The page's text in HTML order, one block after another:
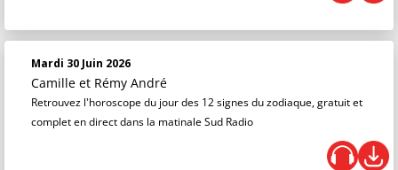
Mardi 30 Juin 2026
Camille et Rémy André
Retrouvez l'horoscope du jour des 12 signes du zodiaque, gratuit et
complet en direct dans la matinale Sud Radio